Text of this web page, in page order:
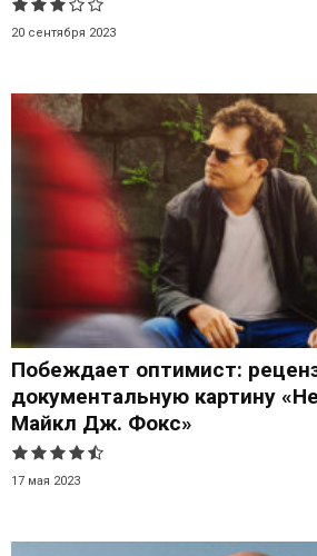
20 сентября 2023
Побеждает оптимист:
документальную картину
Майкл Дж. Фокс»
17 мая 2023